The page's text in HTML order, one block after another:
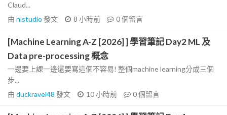
Claud...
由 nlstudio 發文 8 小時前 0個留言
[Machine Learning A-Z [2026] ] 學習筆記 Day2 ML 及
Data pre-processing 概念
一邊要上課一邊還要寫這個不容易! 整個machine learning分成三個
步...
由 duckravel48 發文 10 小時前 0個留言